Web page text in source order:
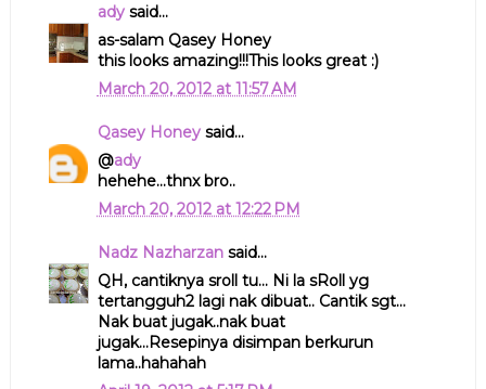
adysaid...
as-salam Qasey Honey
this looks amazing!!!This looks great :)
March 20, 2012 at 11:57 AM
Qasey Honeysaid...
@ady
hehehe...thnx bro..
March 20, 2012 at 12:22 PM
Nadz Nazharzansaid...
QH, cantiknya sroll tu... Ni la sRoll yg
tertangguh2 lagi nak dibuat.. Cantik sgt...
Nak buat jugak..nak buat
jugak...Resepinya disimpan berkurun
lama..hahahah